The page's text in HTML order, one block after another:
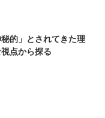
的」とされてきた理
点から探る